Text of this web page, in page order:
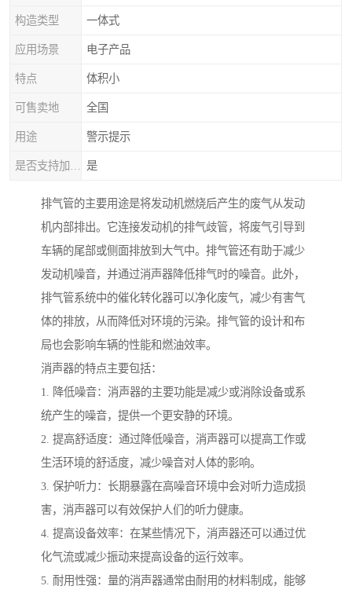
构造类型 一体式
应用场景 电子产品
特点 体积小
可售卖地 全国
用途 警示提示
是
排气管的主要用途是将发动机燃烧后产生的废气从发动
机内部排出。它连接发动机的排气歧管，将废气引导到
车辆的尾部或侧面排放到大气中。排气管还有助于减少
发动机噪音，并通过消声器降低排气时的噪音。此外，
排气管系统中的催化转化器可以净化废气，减少有害气
体的排放，从而降低对环境的污染。排气管的设计和布
局也会影响车辆的性能和燃油效率。
消声器的特点主要包括：
1. 降低噪音：消声器的主要功能是减少或消除设备或系
统产生的噪音，提供一个更安静的环境。
2. 提高舒适度：通过降低噪音，消声器可以提高工作或
生活环境的舒适度，减少噪音对人体的影响。
3. 保护听力：长期暴露在高噪音环境中会对听力造成损
害，消声器可以有效保护人们的听力健康。
4. 提高设备效率：在某些情况下，消声器还可以通过优
化气流或减少振动来提高设备的运行效率。
5. 耐用性强：量的消声器通常由耐用的材料制成，能够